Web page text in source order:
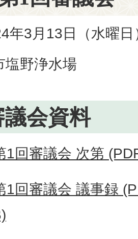
年3月13日（水曜日
塩野浄水場
会資料
1回審議会 次第
1回審議会 議事録